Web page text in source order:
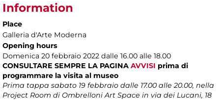
Information
Place
Galleria d'Arte Moderna
Opening hours
Domenica 20 febbraio 2022 dalle 16.00 alle 18.00
CONSULTARE SEMPRE LA PAGINA AVVISI prima di
programmare la visita al museo
Prima tappa sabato 19 febbraio dalle 17.00 alle 20.00, nella
Project Room di Ombrelloni Art Space in via dei Lucani, 18